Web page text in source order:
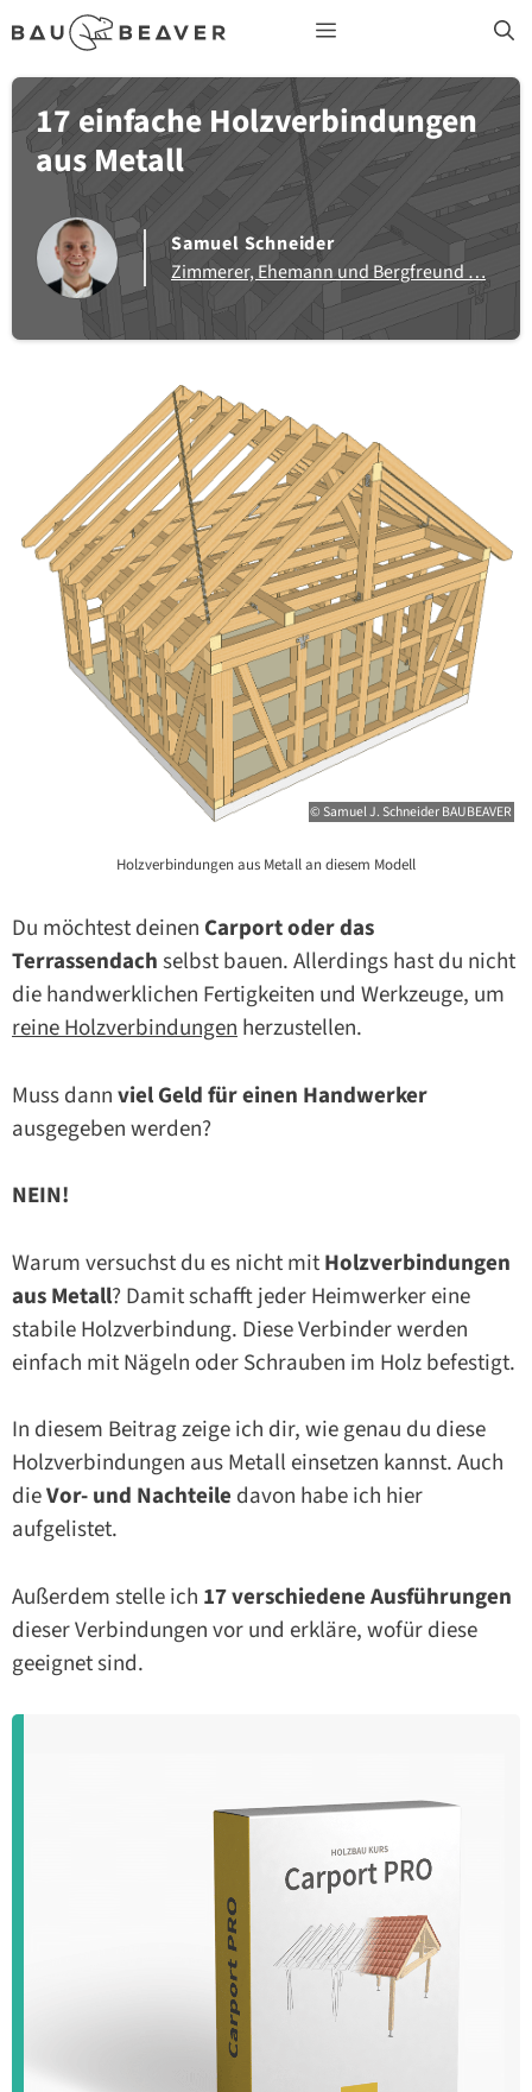
Inhalt
springen
Menü
17 einfache Holzverbindungen
aus Metall
Samuel Schneider
Zimmerer, Ehemann und Bergfreund …
© Samuel J. Schneider BAUBEAVER
Holzverbindungen aus Metall an diesem Modell
Du möchtest deinen Carport oder das
Terrassendachselbst bauen. Allerdings hast du nicht
die handwerklichen Fertigkeiten und Werkzeuge, um
reine Holzverbindungenherzustellen.
Muss dannviel Geld für einen Handwerker
ausgegeben werden?
NEIN!
Warum versuchst du es nicht mitHolzverbindungen
aus Metall? Damit schafft jeder Heimwerker eine
stabile Holzverbindung. Diese Verbinder werden
einfach mit Nägeln oder Schrauben im Holz befestigt.
In diesem Beitrag zeige ich dir, wie genau du diese
Holzverbindungen aus Metall einsetzen kannst. Auch
dieVor- und Nachteile davon habe ich hier
aufgelistet.
Außerdem stelle ich 17 verschiedene Ausführungen
dieser Verbindungen vor und erkläre, wofür diese
geeignet sind.